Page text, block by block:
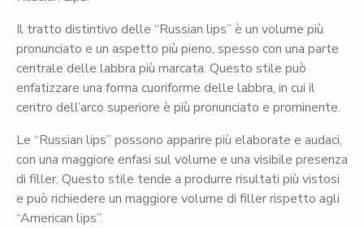
Il tratto distintivo delle “Russian lips” è un volume più
pronunciato e un aspetto più pieno, spesso con una parte
centrale delle labbra più marcata. Questo stile può
enfatizzare una forma cuoriforme delle labbra, in cui il
centro dell’arco superiore è più pronunciato e prominente.
Le “Russian lips” possono apparire più elaborate e audaci,
con una maggiore enfasi sul volume e una visibile presenza
di filler. Questo stile tende a produrre risultati più vistosi
e può richiedere un maggiore volume di filler rispetto agli
“American lips”.